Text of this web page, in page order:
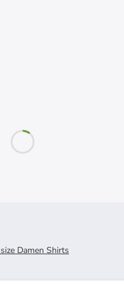
Damen Shirts